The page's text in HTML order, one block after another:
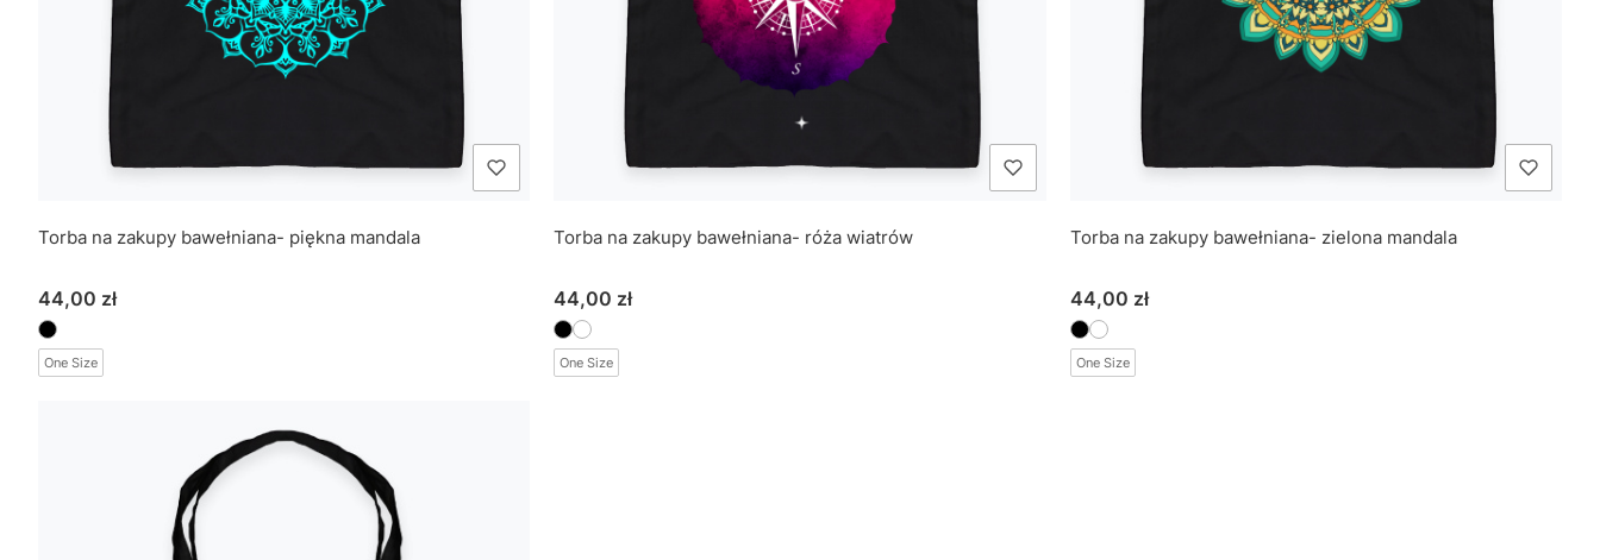
Torba na zakupy bawełniana- piękna mandala
Cena
44,00 zł
One Size
Torba na zakupy bawełniana- róża wiatrów
Cena
44,00 zł
One Size
Torba na zakupy bawełniana- zielona mandala
Cena
44,00 zł
One Size